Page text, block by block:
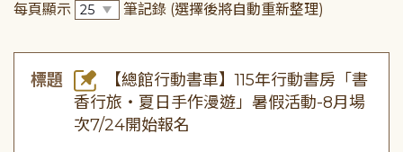
每頁顯示 筆記錄 (選擇後將自動重新整理)
標題
【總館行動書車】115年行動書房「書
香行旅・夏日手作漫遊」暑假活動-8月場
次7/24開始報名